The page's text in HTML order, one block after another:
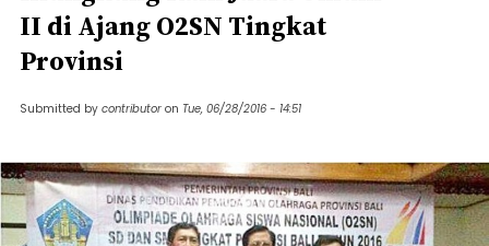
II di Ajang O2SN Tingkat
Provinsi
Submitted by contributor on Tue, 06/28/2016 - 14:51